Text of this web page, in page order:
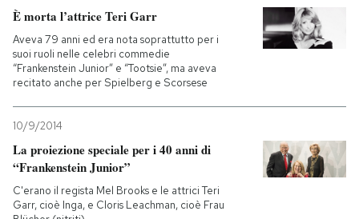
È morta l’attrice Teri Garr
Aveva 79 anni ed era nota soprattutto per i
suoi ruoli nelle celebri commedie
“Frankenstein Junior” e “Tootsie”, ma aveva
recitato anche per Spielberg e Scorsese
10/9/2014
La proiezione speciale per i 40 anni di
“Frankenstein Junior”
C'erano il regista Mel Brooks e le attrici Teri
Garr, cioè Inga, e Cloris Leachman, cioè Frau